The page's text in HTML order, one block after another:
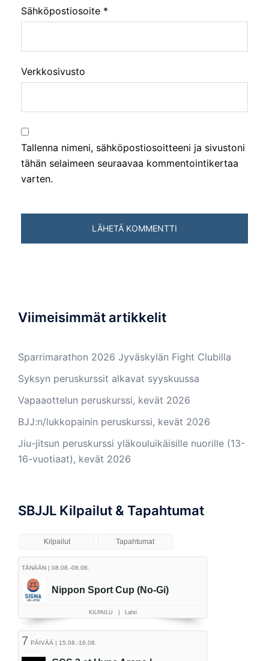
Sähköpostiosoite *
Verkkosivusto
Tallenna nimeni, sähköpostiosoitteeni ja sivustoni
tähän selaimeen seuraavaa kommentointikertaa
varten.
Viimeisimmät artikkelit
Sparrimarathon 2026 Jyväskylän Fight Clubilla
Syksyn peruskurssit alkavat syyskuussa
Vapaaottelun peruskurssi, kevät 2026
BJJ:n/lukkopainin peruskurssi, kevät 2026
Jiu-jitsun peruskurssi yläkouluikäisille nuorille (13-
16-vuotiaat), kevät 2026
SBJJL Kilpailut & Tapahtumat